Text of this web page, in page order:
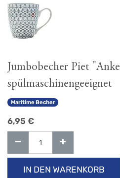
Jumbobecher Piet
spülmaschinengeeignet
Maritime Becher
6,95 €
IN DEN WARENKORB